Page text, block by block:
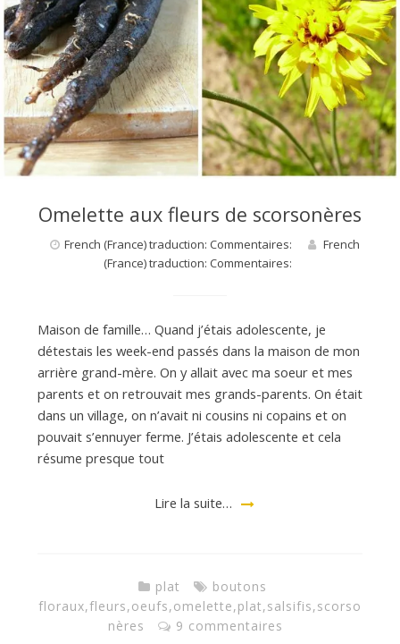
d
e
d
Omelette aux fleurs de scorsonères
French (France) traduction: Commentaires:
French
(France) traduction: Commentaires:
Maison de famille… Quand j’étais adolescente, je
détestais les week-end passés dans la maison de mon
arrière grand-mère. On y allait avec ma soeur et mes
parents et on retrouvait mes grands-parents. On était
dans un village, on n’avait ni cousins ni copains et on
pouvait s’ennuyer ferme. J’étais adolescente et cela
résume presque tout
Lire la suite…
plat
boutons
floraux,fleurs,oeufs,omelette,plat,salsifis,scorso
nères
9 commentaires